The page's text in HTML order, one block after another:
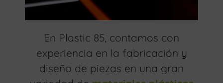
En Plastic 85, contamos con
experiencia en la fabricación y
diseño de piezas en una gran